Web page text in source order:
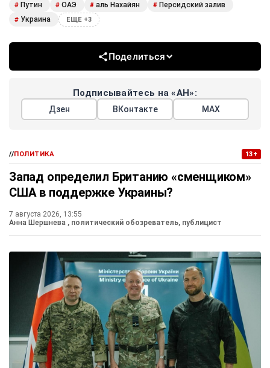
# Путин # ОАЭ # аль Нахайян # Персидский залив
# Украина ЕЩЕ +3
Поделиться
Подписывайтесь на «АН»:
Дзен ВКонтакте МАХ
//ПОЛИТИКА 13+
Запад определил Британию «сменщиком»
США в поддержке Украины?
7 августа 2026, 13:55
Анна Шершнева , политический обозреватель, публицист